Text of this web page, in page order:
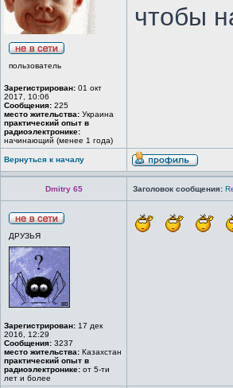
пользователь
Зарегистрирован: 01 окт
2017, 10:06
Сообщения: 225
место жительства: Украина
практический опыт в
радиоэлектронике:
начинающий (менее 1 года)
чтобы
Вернуться к началу
Dmitry 65 Заголовок сообщения:
ДРУЗЬЯ
Зарегистрирован: 17 дек
2016, 12:29
Сообщения: 3237
место жительства: Казахстан
практический опыт в
радиоэлектронике: от 5-ти
лет и более